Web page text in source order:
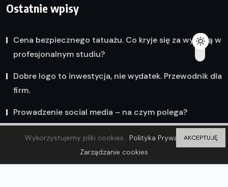
Ostatnie wpisy
Cena bezpiecznego tatuażu. Co kryje się za wyceną w
profesjonalnym studiu?
Dobre logo to inwestycja, nie wydatek. Przewodnik dla
firm.
Prowadzenie social media – na czym polega?
Wykorzystujemy pliki cookies. Polityka Prywatności
Zarządzanie cookies
AKCEPTUJĘ